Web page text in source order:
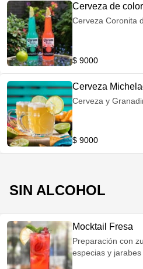
Cerveza de
Cerveza Coronita
$ 9000
Cerveza
Cerveza y
$ 9000
SIN ALCOHOL
Mocktail Fresa
Preparación con
especias y jarabes